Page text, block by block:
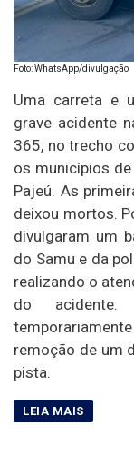
Foto: WhatsApp/divulgação
Uma carreta e
grave acidente
365, no trecho
os municípios
Pajeú. As
deixou mortos.
divulgaram um
do Samu e da
realizando o
do
remoção de um
pista.